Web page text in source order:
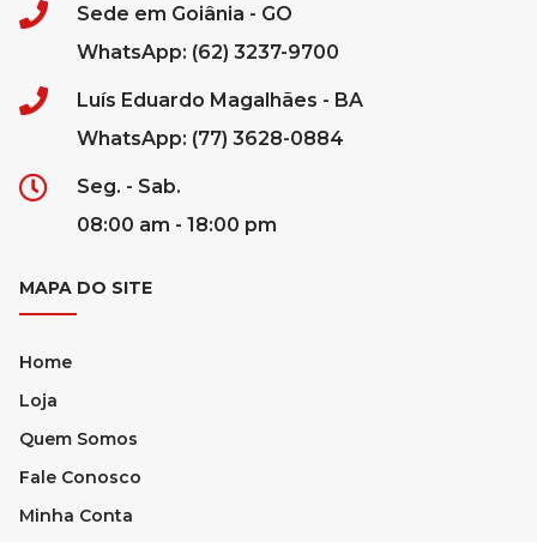
Sede em Goiânia - GO
WhatsApp: (62) 3237-9700
Luís Eduardo Magalhães - BA
WhatsApp: (77) 3628-0884
Seg. - Sab.
08:00 am - 18:00 pm
MAPA DO SITE
Home
Loja
Quem Somos
Fale Conosco
Minha Conta